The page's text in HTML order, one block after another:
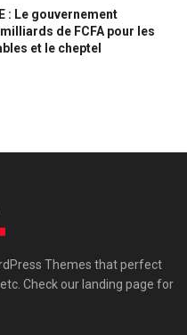
: Le gouvernement
de FCFA pour les
et le cheptel
Themes that perfect
Check our landing page for